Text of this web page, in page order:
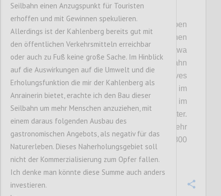
P5
• Kosten und Kapazität:
Die Betreiber geben
die Kosten für den Bau mit 40 bis 45 Millionen
Euro an. Sie rechnen damit, dass etwa
600.000 Besucher jährlich die Seilbahn
nützen werden. Damit wäre ein positives
operatives Geschäft möglich. Das wären im
Schnitt 1.650 Passagiere täglich, wobei im
Sommer sicher mehr los wäre als im Winter.
Ausgelegt ist die Bahn aber auf deutlich mehr
Passagiere, maximal können 1.800
Menschen in der Stunde fahren.
Seilbahn einen Anzugspunkt für Touristen
erhoffen und mit Gewinnen spekulieren.
Allerdings ist der Kahlenberg bereits gut mit
den öffentlichen Verkehrsmitteln erreichbar
oder auch zu Fuß keine große Sache. Im Hinblick
auf die Auswirkungen auf die Umwelt und die
Erholungsfunktion die mir der Kahlenberg als
Anrainerin bietet, erachte ich den Bau dieser
Seilbahn um mehr Menschen anzuziehen, mit
einem daraus folgenden Ausbau des
gastronomischen Angebots, als negativ für das
Naturerleben. Dieses Naherholungsgebiet soll
nicht der Kommerzialisierung zum Opfer fallen.
Ich denke man könnte diese Summe auch anders
investieren.